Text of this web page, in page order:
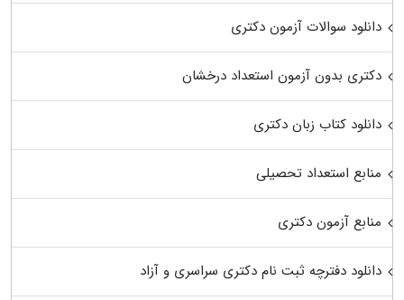
دانلود سوالات آزمون دکتری
دکتری بدون آزمون استعداد درخشان
دانلود کتاب زبان دکتری
منابع استعداد تحصیلی
منابع آزمون دکتری
دانلود دفترچه ثبت نام دکتری سراسری و آزاد